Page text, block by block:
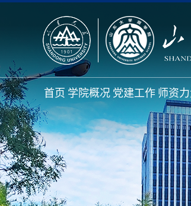
首页 学院概况 党建工作 师资